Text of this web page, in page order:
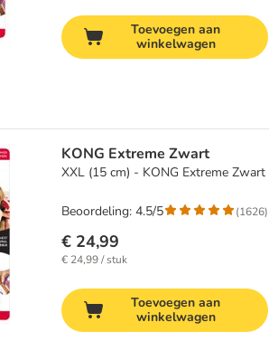
Toevoegen aan
winkelwagen
KONG Extreme Zwart
XXL (15 cm) - KONG Extreme Zwart
€ 24,99
€ 24,99 / stuk
Beoordeling: 4.5/5 (1626)
Toevoegen aan
winkelwagen